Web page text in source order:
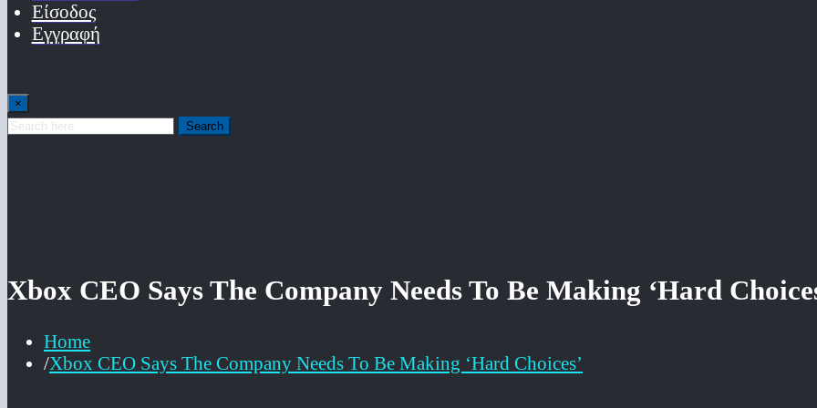
Είσοδος
Εγγραφή
×
Search
Xbox CEO Says The Company Needs To Be Making ‘Hard
Home
Xbox CEO Says The Company Needs To Be Making ‘Hard Choices’